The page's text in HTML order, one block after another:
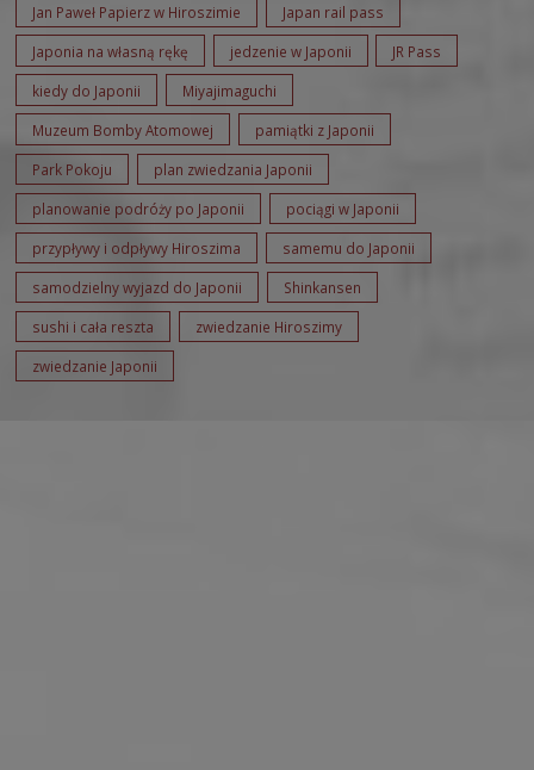
Jan Paweł Papierz w Hiroszimie Japan rail pass
Japonia na własną rękę jedzenie w Japonii JR Pass
kiedy do Japonii Miyajimaguchi
Muzeum Bomby Atomowej pamiątki z Japonii
Park Pokoju plan zwiedzania Japonii
planowanie podróży po Japonii pociągi w Japonii
przypływy i odpływy Hiroszima samemu do Japonii
samodzielny wyjazd do Japonii Shinkansen
sushi i cała reszta zwiedzanie Hiroszimy
zwiedzanie Japonii